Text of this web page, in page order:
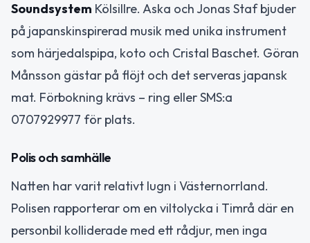
Soundsystem Kölsillre. Aska och Jonas Staf bjuder
på japanskinspirerad musik med unika instrument
som härjedalspipa, koto och Cristal Baschet. Göran
Månsson gästar på flöjt och det serveras japansk
mat. Förbokning krävs – ring eller SMS:a
0707929977 för plats.
Polis och samhälle
Natten har varit relativt lugn i Västernorrland.
Polisen rapporterar om en viltolycka i Timrå där en
personbil kolliderade med ett rådjur, men inga